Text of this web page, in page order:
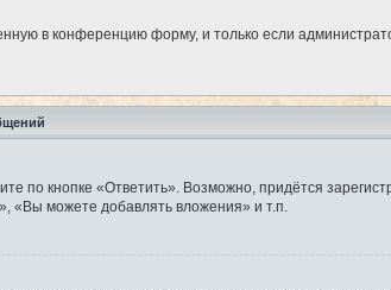
в конференцию форму, и только если
кнопке «Ответить». Возможно, придётся
«Вы можете добавлять вложения» и т.п.